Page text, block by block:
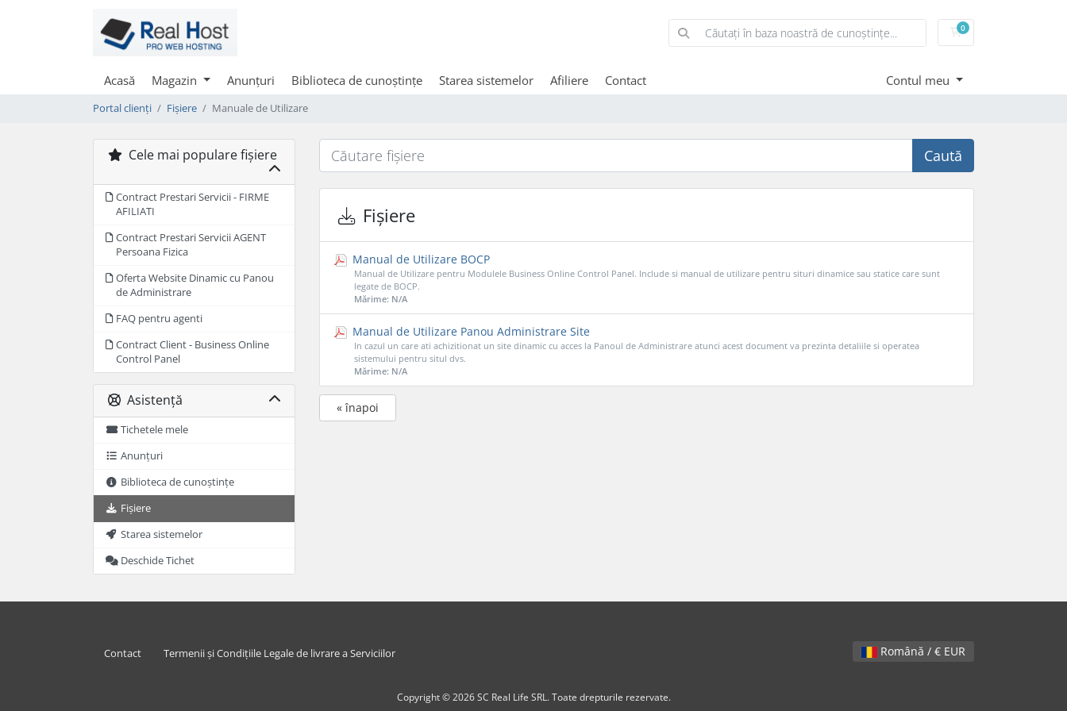
0Coș de cumpărături
Acasă Magazin Anunțuri Biblioteca de cunoștințe Starea sistemelor Afiliere Contact Contul meu
Portal clienți Fișiere Manuale de Utilizare
Cele mai populare fișiere
Contract Prestari Servicii - FIRME
AFILIATI
Contract Prestari Servicii AGENT
Persoana Fizica
Oferta Website Dinamic cu Panou
de Administrare
FAQ pentru agenti
Contract Client - Business Online
Control Panel
Asistență
Tichetele mele
Anunțuri
Biblioteca de cunoștințe
Fișiere
Starea sistemelor
Deschide Tichet
Caută
Fișiere
Manual de Utilizare BOCP
Manual de Utilizare pentru Modulele Business Online Control Panel. Include si manual de utilizare pentru situri dinamice sau statice care sunt
legate de BOCP.
Mărime: N/A
Manual de Utilizare Panou Administrare Site
In cazul un care ati achizitionat un site dinamic cu acces la Panoul de Administrare atunci acest document va prezinta detaliile si operatea
sistemului pentru situl dvs.
Mărime: N/A
« înapoi
Română / € EUR
Contact Termenii și Condițiile Legale de livrare a Serviciilor
Copyright © 2026 SC Real Life SRL. Toate drepturile rezervate.